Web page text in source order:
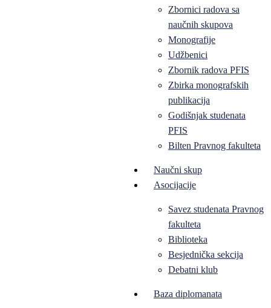
Zbornici radova sa
naučnih skupova
Monografije
Udžbenici
Zbornik radova PFIS
Zbirka monografskih
publikacija
Godišnjak studenata
PFIS
Bilten Pravnog fakulteta
Naučni skup
Asocijacije
Savez studenata Pravnog
fakulteta
Biblioteka
Besjednička sekcija
Debatni klub
Baza diplomanata